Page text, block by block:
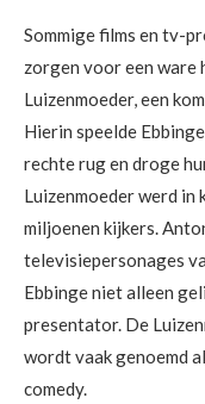
Sommige films en tv-
zorgen voor een ware
Luizenmoeder, een
Hierin speelde
rechte rug en droge
Luizenmoeder werd
miljoenen kijkers.
televisiepersonages
Ebbinge niet alleen
presentator. De
wordt vaak genoemd
comedy.